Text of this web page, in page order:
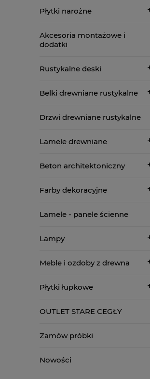
Płytki narożne
Akcesoria montażowe i
dodatki
Rustykalne deski
Belki drewniane rustykalne
Drzwi drewniane rustykalne
Lamele drewniane
Beton architektoniczny
Farby dekoracyjne
Lamele - panele ścienne
Lampy
Meble i ozdoby z drewna
Płytki łupkowe
OUTLET STARE CEGŁY
Zamów próbki
Nowości
31.07.2026
zarzutu.Bardzo dobry i